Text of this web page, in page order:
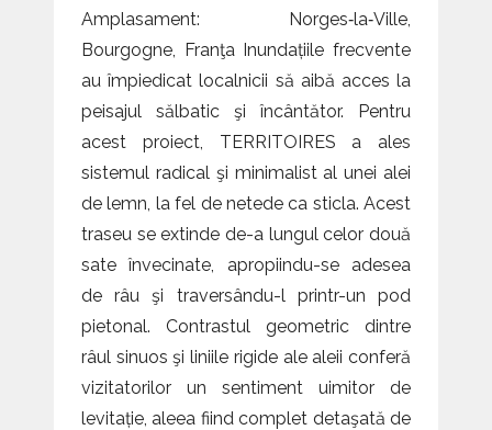
Amplasament: Norges‑la‑Ville,
Bourgogne, Franţa Inundațiile frecvente
au împiedicat localnicii să aibă acces la
peisajul sălbatic şi încântător. Pentru
acest proiect, TERRITOIRES a ales
sistemul radical şi minimalist al unei alei
de lemn, la fel de netede ca sticla. Acest
traseu se extinde de-a lungul celor două
sate învecinate, apropiindu-se adesea
de râu şi traversându-l printr-un pod
pietonal. Contrastul geometric dintre
râul sinuos şi liniile rigide ale aleii conferă
vizitatorilor un sentiment uimitor de
levitație, aleea fiind complet detaşată de